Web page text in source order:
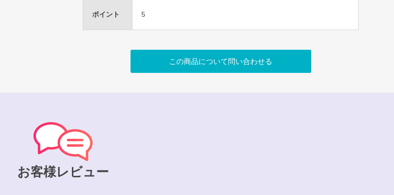
ポイント 5
この商品について問い合わせる
お客様レビュー